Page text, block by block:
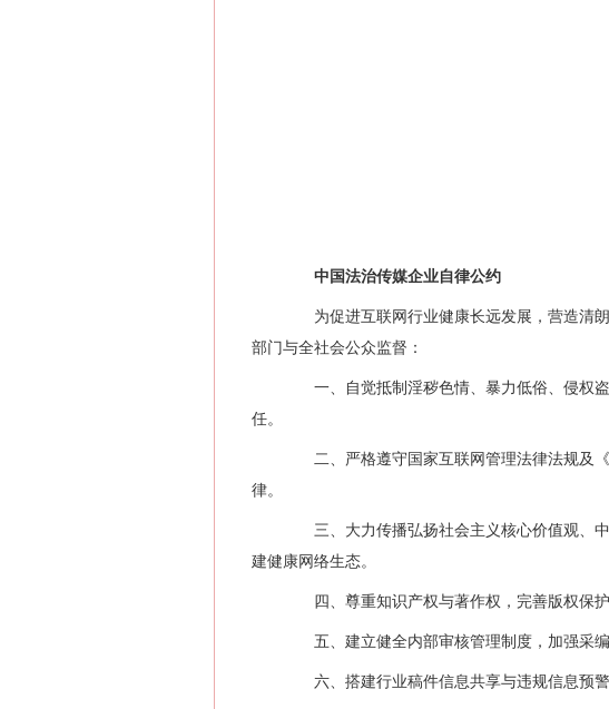
中国法治传媒企业自律公约
为促进互联网行业健康长远发展，营造清朗
部门与全社会公众监督：
一、自觉抵制淫秽色情、暴力低俗、侵权盗
任。
二、严格遵守国家互联网管理法律法规及《
律。
三、大力传播弘扬社会主义核心价值观、中
建健康网络生态。
四、尊重知识产权与著作权，完善版权保护
五、建立健全内部审核管理制度，加强采编
六、搭建行业稿件信息共享与违规信息预警